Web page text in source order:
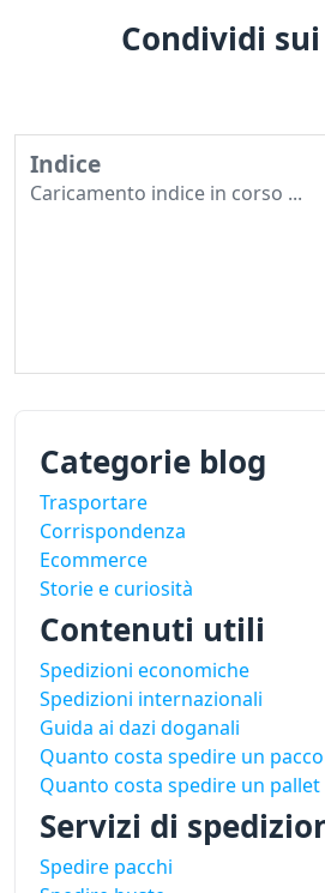
Condividi
Indice
Caricamento indice in corso ...
Categorie blog
Trasportare
Corrispondenza
Ecommerce
Storie e curiosità
Contenuti utili
Spedizioni economiche
Spedizioni internazionali
Guida ai dazi doganali
Quanto costa spedire un pacco
Quanto costa spedire un pallet
Servizi di
Spedire pacchi